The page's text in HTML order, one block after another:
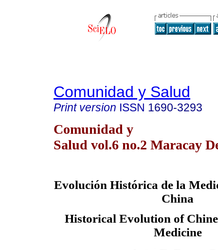
Comunidad y Salud
Print version ISSN 1690-3293
Comunidad y
Salud vol.6 no.2 Maracay
Evolución Histórica de la
China
Historical Evolution of
Medicine